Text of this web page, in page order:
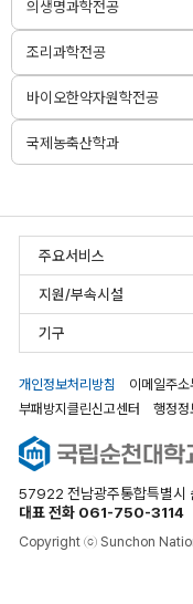
의생명과학전공
조리과학전공
바이오한약자원학전공
국제농축산학과
주요서비스
지원/부속시설
기구
개인정보처리방침 이메일주
부패방지클린신고센터
행정정
57922 전남광주통합특별시
대표 전화 061-750-3114
Copyright ⓒ Sunchon